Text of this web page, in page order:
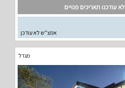
לא עודכנו תאריכים פנויים
אמצ"ש לא עודכן
מגדל